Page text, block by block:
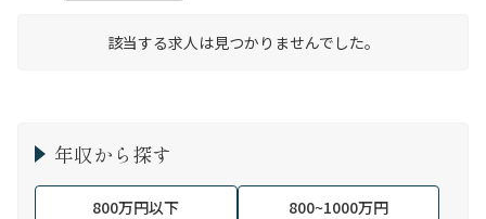
該当する求人は見つかりませんでした。
年収から探す
800万円以下
800~1000万円